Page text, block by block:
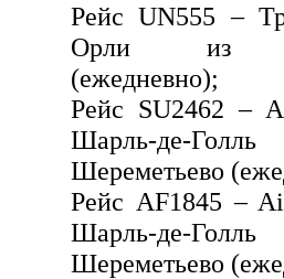
Рейс UN555 –
Орли из
(ежедневно);
Рейс SU2462 –
Шарль-де-
Шереметьево
Рейс AF1845 –
Шарль-де-
Шереметьево